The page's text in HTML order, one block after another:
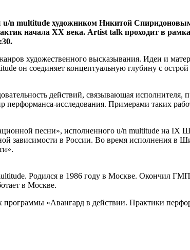
u/n multitude художником Никитой
начала ХХ века. Artist talk проходит в
художественного высказывания. Идеи и
он соединяет концептуальную глубину с
действий, связывающая исполнителя,
перформанса-исследования. Примерами таких
песни», исполненного u/n multitude на IX
зависимости в России. Во время исполнения в
Родился в 1986 году в Москве. Окончил
в Москве.
«Авангард в действии. Практики